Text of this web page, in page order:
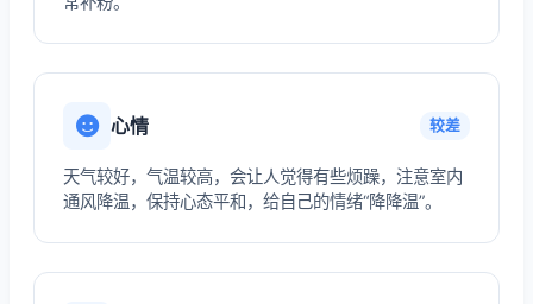
心情 较差
天气较好，气温较高，会让人觉得有些烦躁，注意室内
通风降温，保持心态平和，给自己的情绪“降降温”。